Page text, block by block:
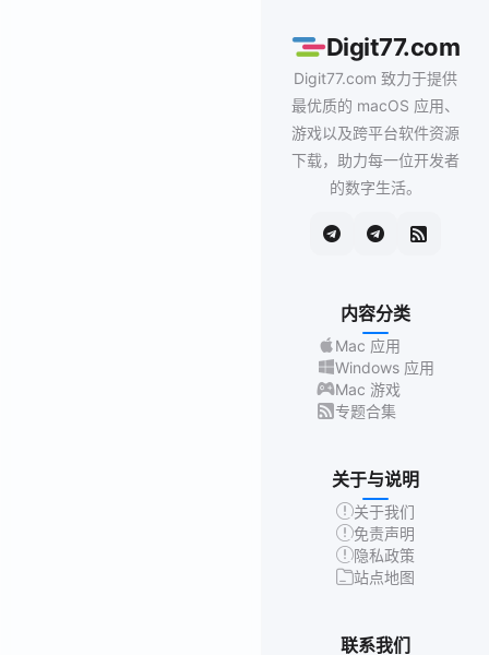
Digit77.com
Digit77.com 致力于提供
最优质的 macOS 应用、
游戏以及跨平台软件资源
下载，助力每一位开发者
的数字生活。
内容分类
Mac 应用
Windows 应用
Mac 游戏
专题合集
关于与说明
关于我们
免责声明
隐私政策
站点地图
联系我们